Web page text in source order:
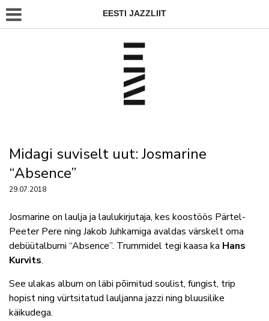
EESTI JAZZLIIT
Midagi suviselt uut: Josmarine
“Absence”
29.07.2018
Josmarine on laulja ja laulukirjutaja, kes koostöös Pärtel-
Peeter Pere ning Jakob Juhkamiga avaldas värskelt oma
debüütalbumi “Absence”. Trummidel tegi kaasa ka Hans
Kurvits.
See ulakas album on läbi põimitud soulist, fungist, trip
hopist ning vürtsitatud lauljanna jazzi ning bluusilike
käikudega.